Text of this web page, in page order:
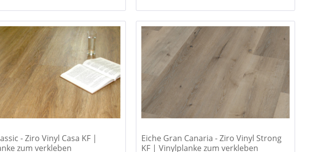
- Ziro Vinyl Casa KF |
zum verkleben
Eiche Gran Canaria - Ziro Vinyl Strong
KF | Vinylplanke zum verkleben